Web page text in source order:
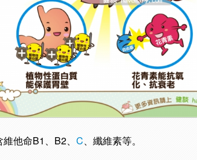
維他命B1、B2、C、纖維素等。